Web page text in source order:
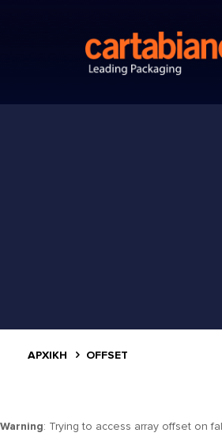
ΑΡΧΙΚΗ OFFSET
Warning: Trying to access array offset on